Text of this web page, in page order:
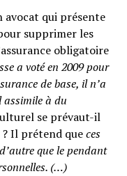
avocat qui présente
supprimer les
obligatoire
a voté en 2009 pour
de base, il n’a
assimile à du
se prévaut-il
Il prétend queces
que le pendant
(…)